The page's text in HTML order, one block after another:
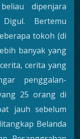
dipenjara
Bertemu
tokoh (di
banyak yang
cerita yang
penggalan-
25 orang di
jauh sebelum
Belanda